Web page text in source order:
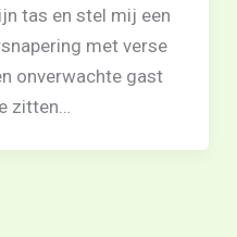
tas en stel mij een
met verse
onverwachte gast
zitten…